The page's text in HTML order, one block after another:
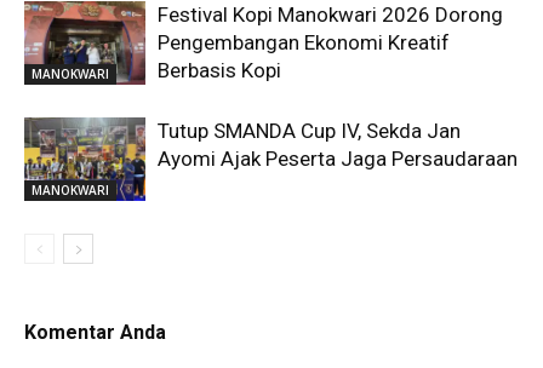
MANOKWARI
Festival Kopi Manokwari 2026 Dorong
Pengembangan Ekonomi Kreatif
Berbasis Kopi
MANOKWARI
Tutup SMANDA Cup IV, Sekda Jan
Ayomi Ajak Peserta Jaga Persaudaraan
Komentar Anda